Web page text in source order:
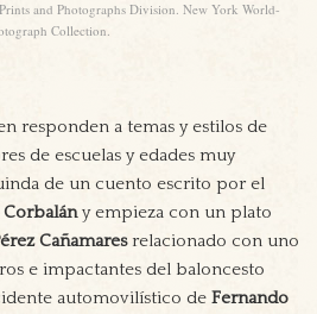
and Photographs Division. New York World-
Collection.
responden a temas y estilos de
de escuelas y edades muy
de un cuento escrito por el
y empieza con un plato
Cañamaresrelacionado con uno
e impactantes del baloncesto
automovilístico de Fernando